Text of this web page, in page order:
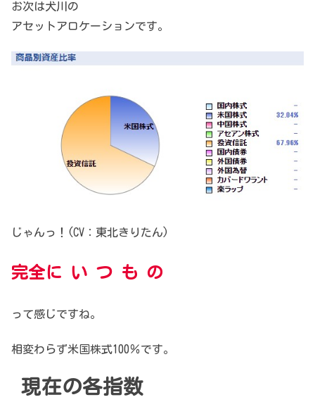
お次は犬川の
アセットアロケーションです。
じゃんっ！(CV：東北きりたん)
完全に い つ も の
って感じですね。
相変わらず米国株式100％です。
現在の各指数